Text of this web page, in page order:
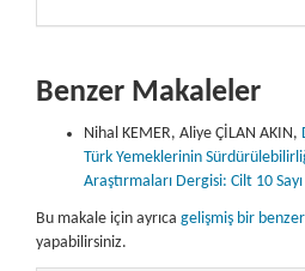
Benzer Makaleler
Nihal KEMER, Aliye ÇİLAN AKIN,
Türk Yemeklerinin
Araştırmaları Dergisi: Cilt 10
Bu makale için ayrıca gelişmiş bir
yapabilirsiniz.